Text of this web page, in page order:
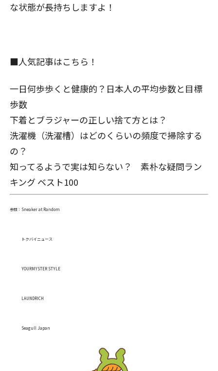
な状態が長持ちしますよ！
■人気記事はこちら！
一日何歩歩くと健康的？日本人の平均歩数と目標
歩数
下着とブラジャーの正しい捨て方とは？
洗濯機（洗濯槽）はどのくらいの頻度で掃除する
の？
知ってるようで実は知らない？ 素朴な疑問ラン
キング ベスト100
参照： Sneaker at Random
トクバイニュース
YOURMYSTER STYLE
LAUNDRICH
Seagull Japan